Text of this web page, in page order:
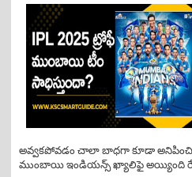
అవ్వకపోవడం చాలా బాధగా కూడా
ముంబాయి ఇండియన్స్ ఖ్యాలిఫై అయ్యింది